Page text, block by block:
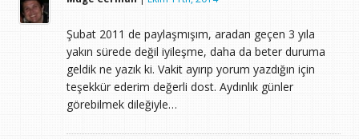
Şubat 2011 de paylaşmışım, aradan geçen 3 yıla
yakın sürede değil iyileşme, daha da beter duruma
geldik ne yazık ki. Vakit ayırıp yorum yazdığın için
teşekkür ederim değerli dost. Aydınlık günler
görebilmek dileğiyle…